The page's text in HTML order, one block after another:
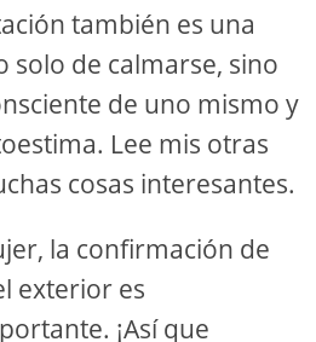
también es una
solo de calmarse, sino
de uno mismo y
Lee mis otras
cosas interesantes.
la confirmación de
exterior es
¡Así que